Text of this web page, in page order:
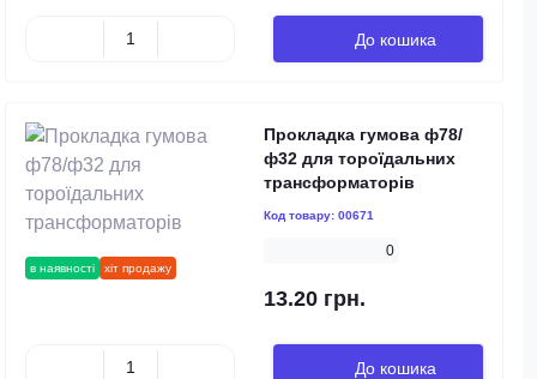
До кошика
в наявності хіт продажу
Прокладка гумова ф78/
ф32 для тороїдальних
трансформаторів
Код товару: 00671
0
13.20 грн.
До кошика